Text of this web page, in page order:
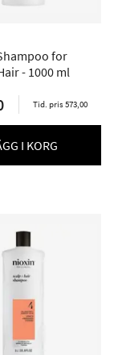
for
- 1000 ml
Tid. pris 573,00
I KORG